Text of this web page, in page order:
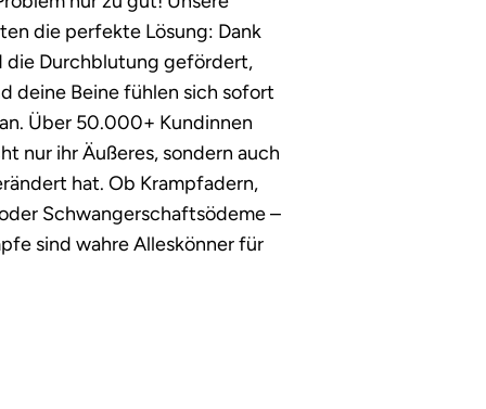
die perfekte Lösung: Dank
die Durchblutung gefördert,
deine Beine fühlen sich sofort
Über 50.000+ Kundinnen
nur ihr Äußeres, sondern auch
hat. Ob Krampfadern,
Schwangerschaftsödeme –
sind wahre Alleskönner für